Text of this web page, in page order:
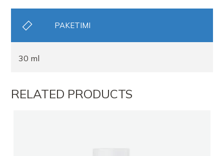
PAKETIMI
30 ml
RELATED PRODUCTS